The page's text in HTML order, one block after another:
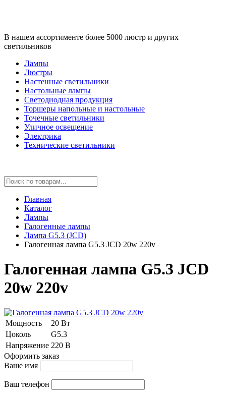
В нашем ассортименте более 5000 люстр и других
светильников
Лампы
Люстры
Настенные светильники
Настольные лампы
Светодиодная продукция
Торшеры напольные и настольные
Точечные светильники
Уличное освещение
Электрика
Технические светильники
Главная
Каталог
Лампы
Галогенные лампы
Лампа G5.3 (JCD)
Галогенная лампа G5.3 JCD 20w 220v
Галогенная лампа G5.3 JCD
20w 220v
Мощность
20 Вт
Цоколь
G5.3
Напряжение 220 В
Оформить заказ
Ваше имя
Ваш телефон